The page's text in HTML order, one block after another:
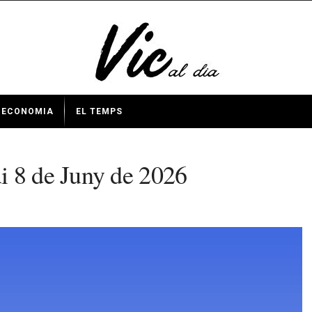
ECONOMIA EL TEMPS
de Juny de 2026